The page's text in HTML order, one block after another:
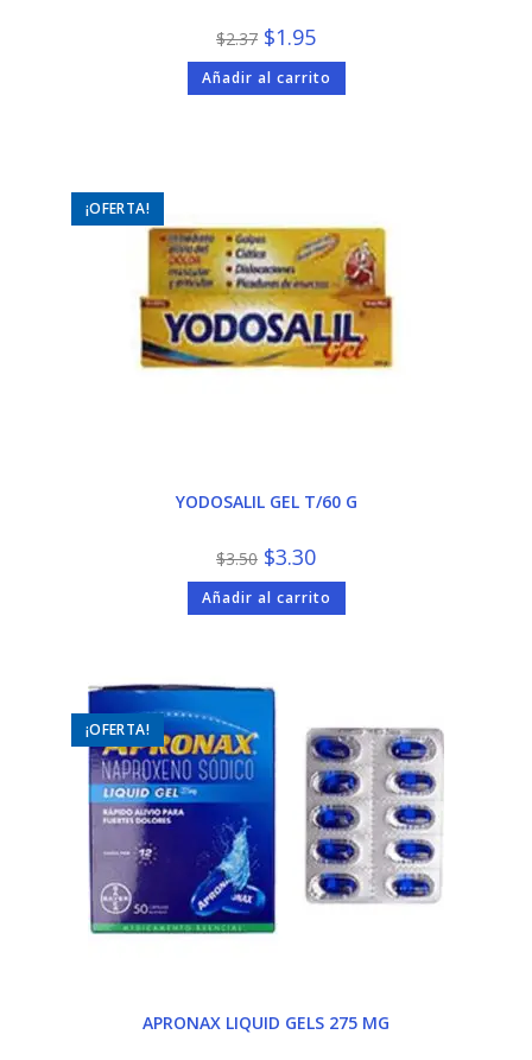
$2.37 El
precio
original
era:
$2.37.
$1.95precio
actual
es:
$1.95.
Añadir al carrito
¡OFERTA!
YODOSALIL GEL T/60 G
$3.50 El
precio
original
era:
$3.50.
$3.30El
actual
es:
$3.30.
Añadir al carrito
¡OFERTA!
APRONAX LIQUID GELS 275 MG